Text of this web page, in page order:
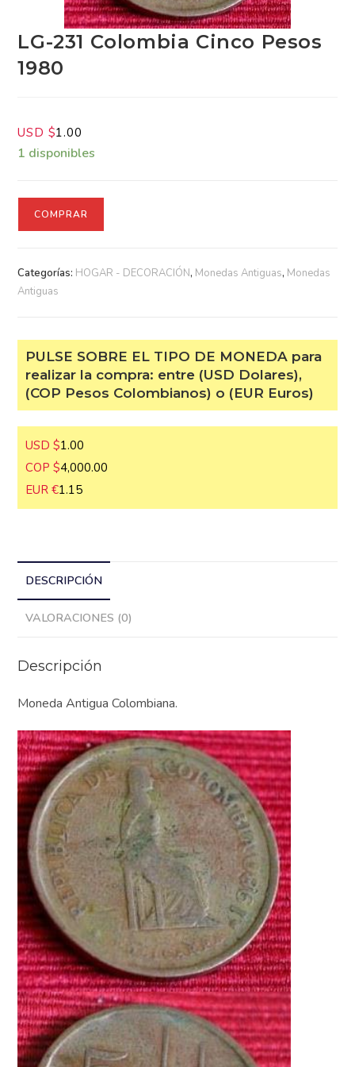
LG-231 Colombia Cinco Pesos
1980
USD $1.00
1 disponibles
COMPRAR
Categorías: HOGAR - DECORACIÓN, Monedas Antiguas,
Monedas Antiguas
PULSE SOBRE EL TIPO DE MONEDA
para realizar la compra: entre (USD
Dolares), (COP Pesos Colombianos) o
(EUR Euros)
USD $1.00
COP $4,000.00
EUR €1.15
DESCRIPCIÓN